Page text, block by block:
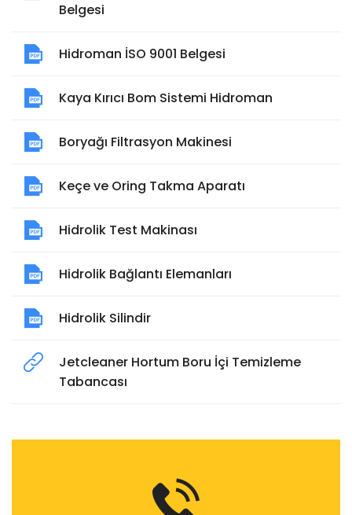
Belgesi
Hidroman İSO 9001 Belgesi
Kaya Kırıcı Bom Sistemi Hidroman
Boryağı Filtrasyon Makinesi
Keçe ve Oring Takma Aparatı
Hidrolik Test Makinası
Hidrolik Bağlantı Elemanları
Hidrolik Silindir
Jetcleaner Hortum Boru İçi Temizleme
Tabancası